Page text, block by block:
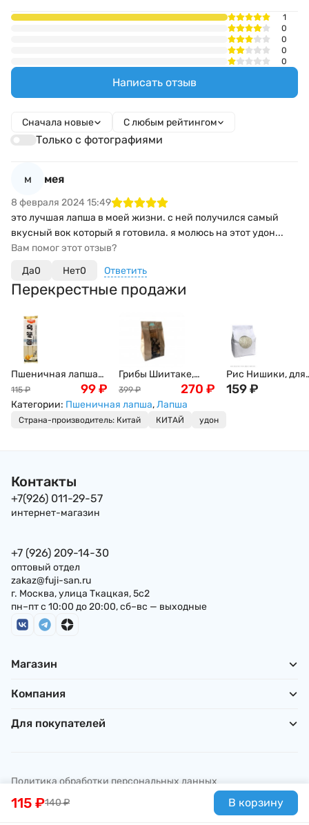
140₽
115 ₽ В корзину
1
0
0
0
0
Написать отзыв
Сначала новые С любым рейтингом
Только с фотографиями
м мея
8 февраля 2024 15:49
это лучшая лапша в моей жизни. с ней получился самый
вкусный вок который я готовила. я молюсь на этот удон...
Вам помог этот отзыв?
Да0 Нет0 Ответить
Перекрестные продажи
Пшеничная лапша
Удон, Wheat Village,
300г
115 ₽ 99₽
Грибы Шиитаке,
древесные, 100г
399 ₽ 270 ₽
Рис Нишики, для
суши и роллов,
159₽
Категории: Пшеничная лапша,Лапша
Страна-производитель: Китай КИТАЙ удон
Контакты
+7(926) 011-29-57
интернет-магазин
+7 (926) 209-14-30
оптовый отдел
zakaz@fuji-san.ru
г. Москва, улица Ткацкая, 5с2
пн–пт с 10:00 до 20:00, сб–вс — выходные
Магазин
Компания
Для покупателей
Политика обработки персональных данных